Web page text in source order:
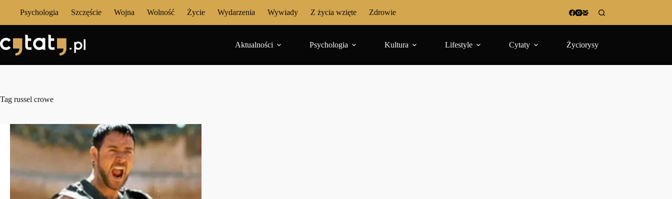
Psychologia Szczęście Wojna Wolność Życie Wydarzenia Wywiady Z życia wzięte Zdrowie
Aktualności Psychologia Kultura Lifestyle Cytaty Życiorysy
Tag russel crowe